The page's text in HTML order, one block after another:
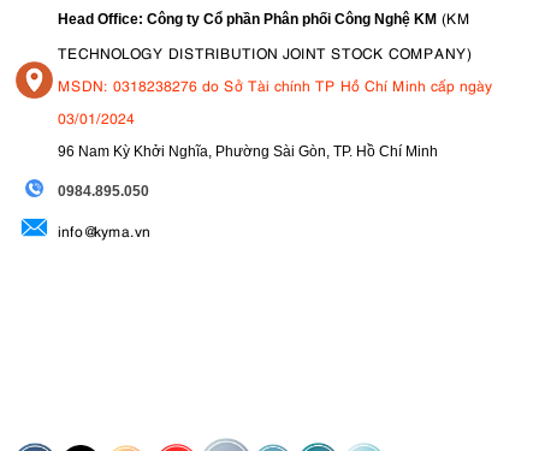
Head Office: Công ty Cổ phần Phân phối Công Nghệ KM (KM
TECHNOLOGY DISTRIBUTION JOINT STOCK COMPANY)
MSDN: 0318238276 do Sở Tài chính TP Hồ Chí Minh cấp ngày
03/01/2024
96 Nam Kỳ Khởi Nghĩa, Phường Sài Gòn, TP. Hồ Chí Minh
0984.895.050
info@kyma.vn